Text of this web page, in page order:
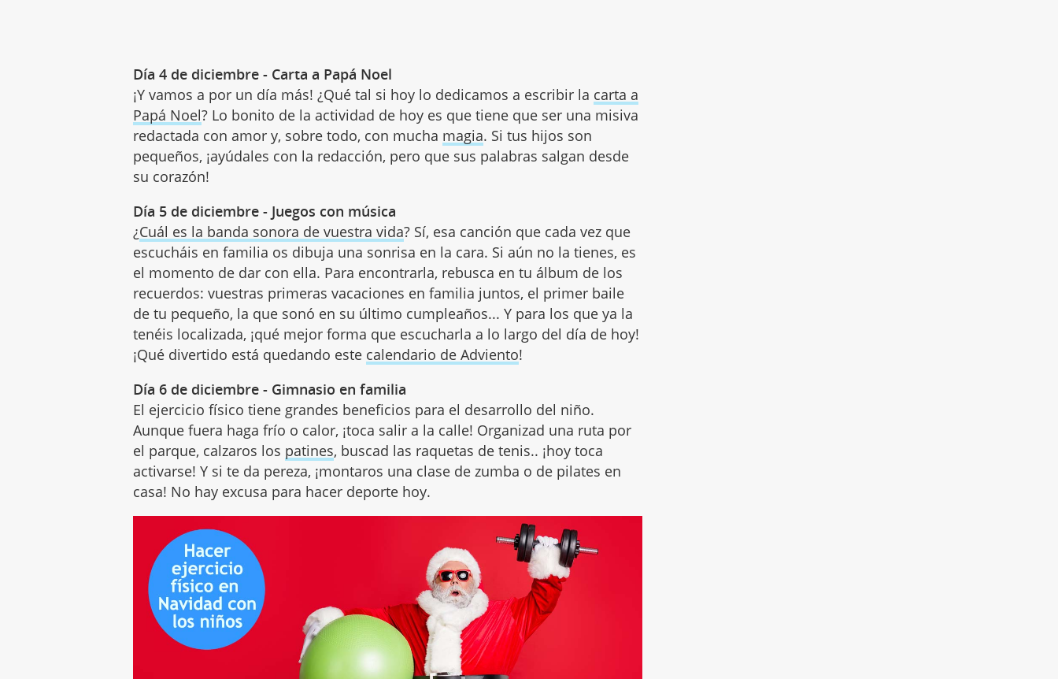
Día 4 de diciembre - Carta a Papá Noel
¡Y vamos a por un día más! ¿Qué tal si hoy lo dedicamos a escribir la carta a
Papá Noel? Lo bonito de la actividad de hoy es que tiene que ser una misiva
redactada con amor y, sobre todo, con mucha magia. Si tus hijos son
pequeños, ¡ayúdales con la redacción, pero que sus palabras salgan desde
su corazón!
Día 5 de diciembre - Juegos con música
¿Cuál es la banda sonora de vuestra vida? Sí, esa canción que cada vez que
escucháis en familia os dibuja una sonrisa en la cara. Si aún no la tienes, es
el momento de dar con ella. Para encontrarla, rebusca en tu álbum de los
recuerdos: vuestras primeras vacaciones en familia juntos, el primer baile
de tu pequeño, la que sonó en su último cumpleaños... Y para los que ya la
tenéis localizada, ¡qué mejor forma que escucharla a lo largo del día de hoy!
¡Qué divertido está quedando este calendario de Adviento!
Día 6 de diciembre - Gimnasio en familia
El ejercicio físico tiene grandes beneficios para el desarrollo del niño.
Aunque fuera haga frío o calor, ¡toca salir a la calle! Organizad una ruta por
el parque, calzaros los patines, buscad las raquetas de tenis.. ¡hoy toca
activarse! Y si te da pereza, ¡montaros una clase de zumba o de pilates en
casa! No hay excusa para hacer deporte hoy.